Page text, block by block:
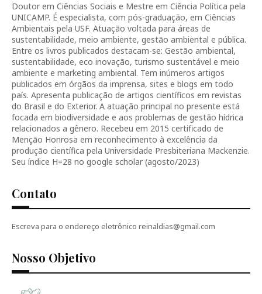
Doutor em Ciências Sociais e Mestre em Ciência Política pela
UNICAMP. É especialista, com pós-graduação, em Ciências
Ambientais pela USF. Atuação voltada para áreas de
sustentabilidade, meio ambiente, gestão ambiental e pública.
Entre os livros publicados destacam-se: Gestão ambiental,
sustentabilidade, eco inovação, turismo sustentável e meio
ambiente e marketing ambiental. Tem inúmeros artigos
publicados em órgãos da imprensa, sites e blogs em todo
país. Apresenta publicação de artigos científicos em revistas
do Brasil e do Exterior. A atuação principal no presente está
focada em biodiversidade e aos problemas de gestão hídrica
relacionados a gênero. Recebeu em 2015 certificado de
Menção Honrosa em reconhecimento à excelência da
produção científica pela Universidade Presbiteriana Mackenzie.
Seu índice H=28 no google scholar (agosto/2023)
Contato
Escreva para o endereço eletrônico reinaldias@gmail.com
Nosso Objetivo